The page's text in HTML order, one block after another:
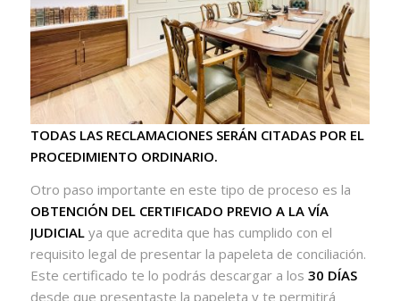
TODAS LAS RECLAMACIONES SERÁN CITADAS POR EL
PROCEDIMIENTO ORDINARIO.
Otro paso importante en este tipo de proceso es la
OBTENCIÓN DEL CERTIFICADO PREVIO A LA VÍA
JUDICIALya que acredita que has cumplido con el
requisito legal de presentar la papeleta de conciliación.
Este certificado te lo podrás descargar a los 30 DÍAS
desde que presentaste la papeleta y te permitirá